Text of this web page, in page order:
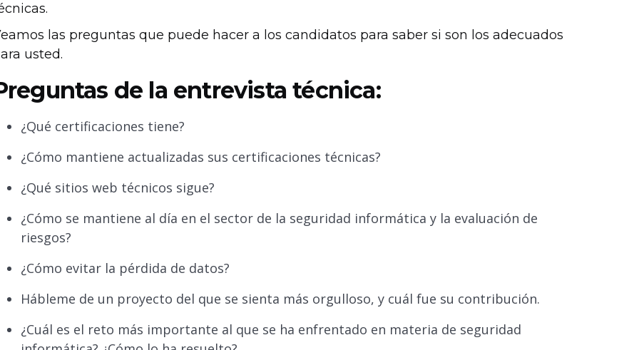
las preguntas que puede hacer a los candidatos para saber si son los adecuados
usted.
de la entrevista técnica:
¿Qué certificaciones tiene?
¿Cómo mantiene actualizadas sus certificaciones técnicas?
¿Qué sitios web técnicos sigue?
¿Cómo se mantiene al día en el sector de la seguridad informática y la evaluación de
riesgos?
¿Cómo evitar la pérdida de datos?
Hábleme de un proyecto del que se sienta más orgulloso, y cuál fue su contribución.
¿Cuál es el reto más importante al que se ha enfrentado en materia de seguridad